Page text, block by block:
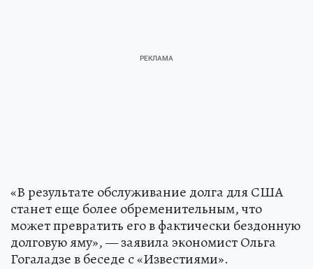
«В результате обслуживание долга для США
станет еще более обременительным, что
может превратить его в фактически бездонную
долговую яму», — заявила экономист Ольга
Гогаладзе в беседе с «Известиями».